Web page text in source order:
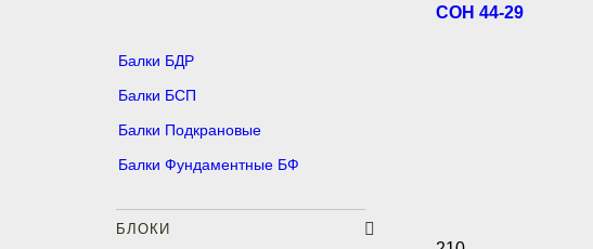
СОН 44-29
Балки БДР
Балки БСП
Балки Подкрановые
Балки Фундаментные БФ
БЛОКИ